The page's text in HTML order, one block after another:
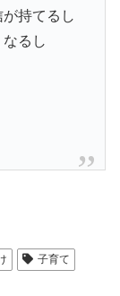
持てるし
るし
子育て